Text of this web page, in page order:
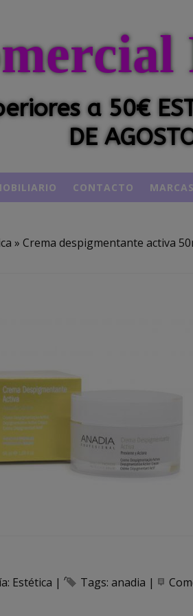
a 50€
DE
CONTACTO MARCAS
» Crema despigmentante activa
Estética | Tags: anadia |